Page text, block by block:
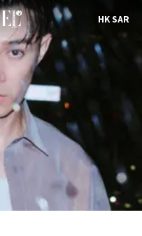
HK SAR